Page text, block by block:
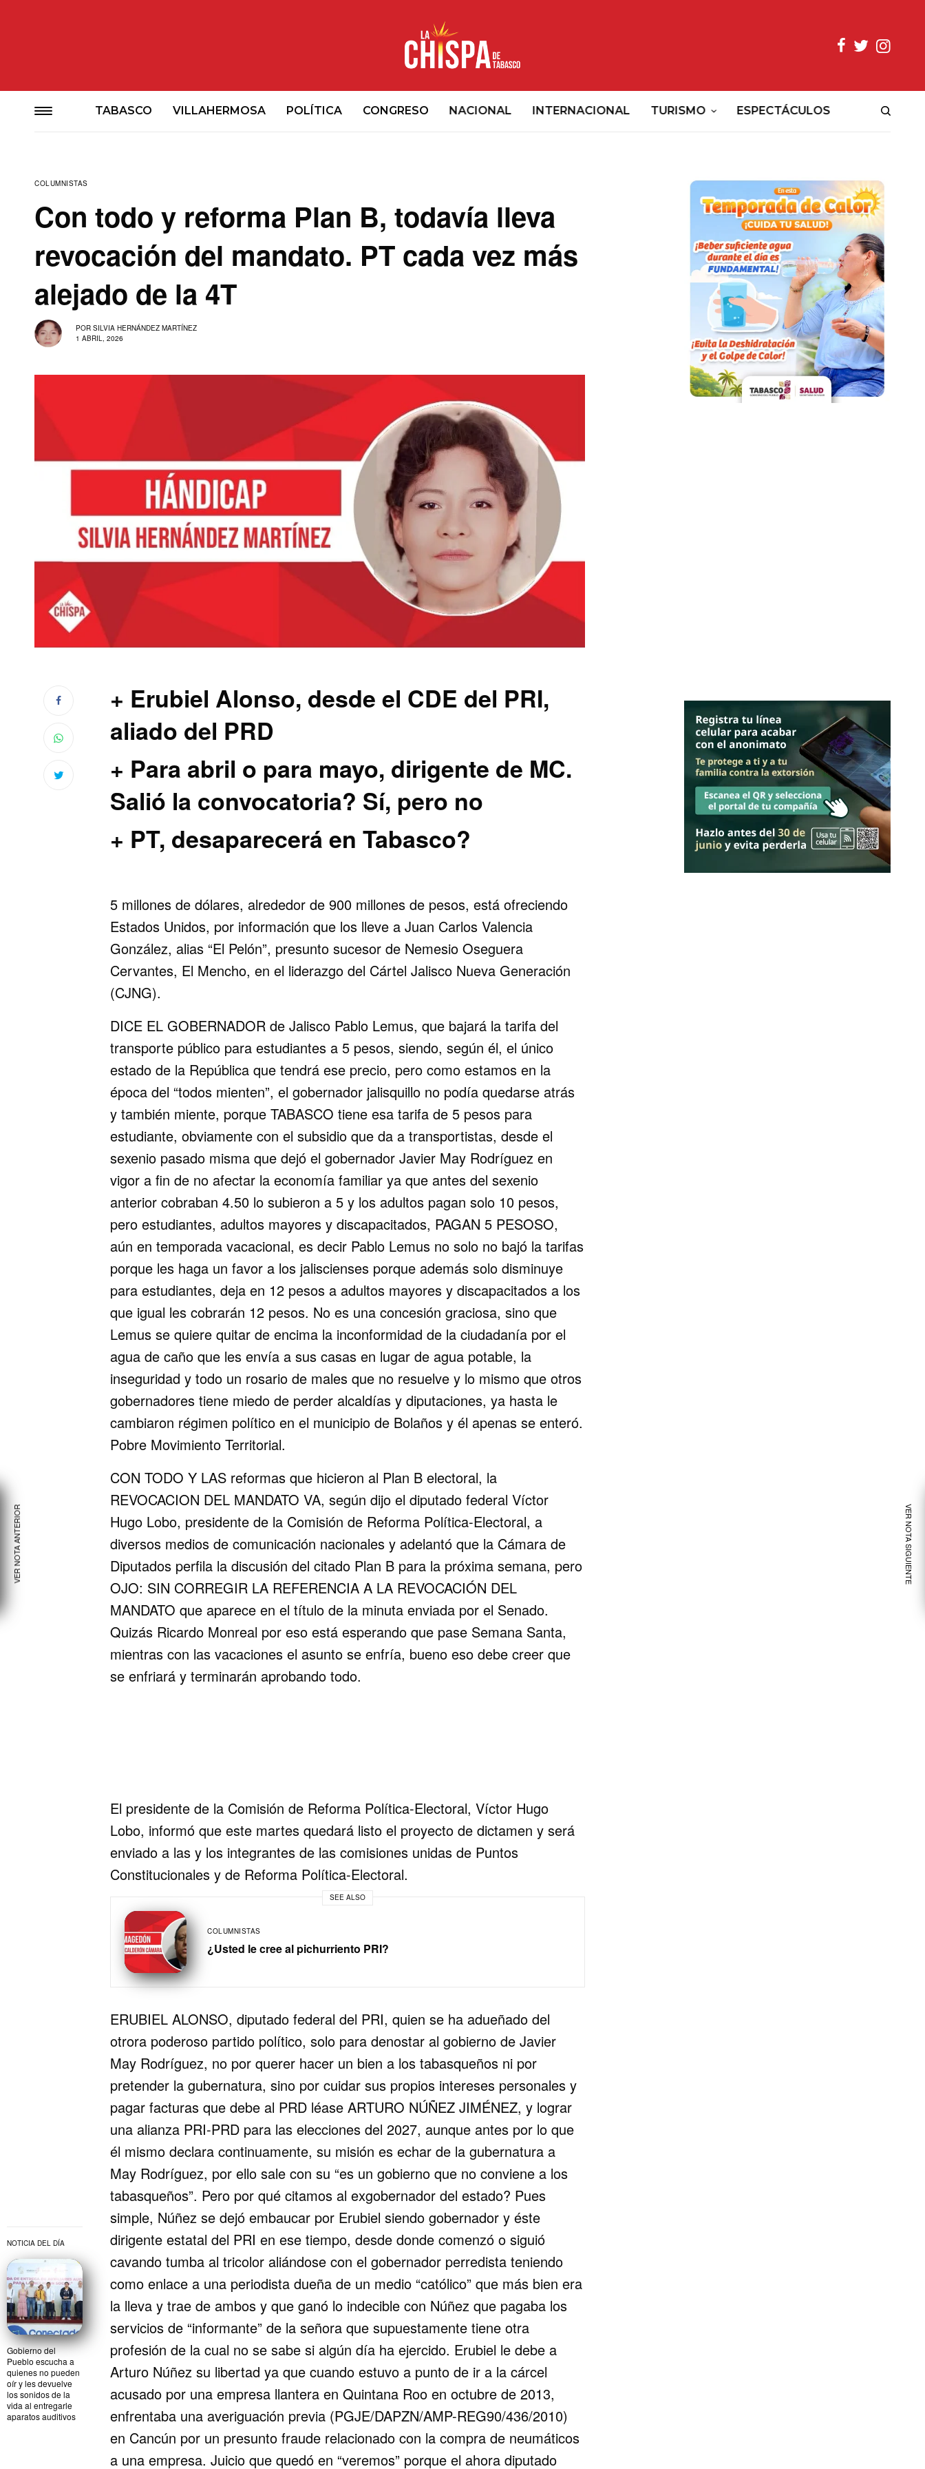
TABASCO VILLAHERMOSA POLÍTICA CONGRESO NACIONAL INTERNACIONAL TURISMO ESPECTÁCULOS
COLUMNISTAS
Con todo y reforma Plan B, todavía lleva
revocación del mandato. PT cada vez más
alejado de la 4T
POR SILVIA HERNÁNDEZ MARTÍNEZ
1 ABRIL, 2026
NOTICIA DEL DÍA
Gobierno del
Pueblo escucha a
quienes no pueden
oír y les devuelve
los sonidos de la
vida al entregarle
aparatos auditivos
+ Erubiel Alonso, desde el CDE del PRI,
aliado del PRD
+ Para abril o para mayo, dirigente de MC.
Salió la convocatoria? Sí, pero no
+ PT, desaparecerá en Tabasco?
5 millones de dólares, alrededor de 900 millones de pesos, está ofreciendo
Estados Unidos, por información que los lleve a Juan Carlos Valencia
González, alias “El Pelón”, presunto sucesor de Nemesio Oseguera
Cervantes, El Mencho, en el liderazgo del Cártel Jalisco Nueva Generación
(CJNG).
DICE EL GOBERNADOR de Jalisco Pablo Lemus, que bajará la tarifa del
transporte público para estudiantes a 5 pesos, siendo, según él, el único
estado de la República que tendrá ese precio, pero como estamos en la
época del “todos mienten”, el gobernador jalisquillo no podía quedarse atrás
y también miente, porque TABASCO tiene esa tarifa de 5 pesos para
estudiante, obviamente con el subsidio que da a transportistas, desde el
sexenio pasado misma que dejó el gobernador Javier May Rodríguez en
vigor a fin de no afectar la economía familiar ya que antes del sexenio
anterior cobraban 4.50 lo subieron a 5 y los adultos pagan solo 10 pesos,
pero estudiantes, adultos mayores y discapacitados, PAGAN 5 PESOSO,
aún en temporada vacacional, es decir Pablo Lemus no solo no bajó la tarifas
porque les haga un favor a los jaliscienses porque además solo disminuye
para estudiantes, deja en 12 pesos a adultos mayores y discapacitados a los
que igual les cobrarán 12 pesos. No es una concesión graciosa, sino que
Lemus se quiere quitar de encima la inconformidad de la ciudadanía por el
agua de caño que les envía a sus casas en lugar de agua potable, la
inseguridad y todo un rosario de males que no resuelve y lo mismo que otros
gobernadores tiene miedo de perder alcaldías y diputaciones, ya hasta le
cambiaron régimen político en el municipio de Bolaños y él apenas se enteró.
Pobre Movimiento Territorial.
CON TODO Y LAS reformas que hicieron al Plan B electoral, la
REVOCACION DEL MANDATO VA, según dijo el diputado federal Víctor
Hugo Lobo, presidente de la Comisión de Reforma Política-Electoral, a
diversos medios de comunicación nacionales y adelantó que la Cámara de
Diputados perfila la discusión del citado Plan B para la próxima semana, pero
OJO: SIN CORREGIR LA REFERENCIA A LA REVOCACIÓN DEL
MANDATO que aparece en el título de la minuta enviada por el Senado.
Quizás Ricardo Monreal por eso está esperando que pase Semana Santa,
mientras con las vacaciones el asunto se enfría, bueno eso debe creer que
se enfriará y terminarán aprobando todo.
El presidente de la Comisión de Reforma Política-Electoral, Víctor Hugo
Lobo, informó que este martes quedará listo el proyecto de dictamen y será
enviado a las y los integrantes de las comisiones unidas de Puntos
Constitucionales y de Reforma Política-Electoral.
SEE ALSO
COLUMNISTAS
¿Usted le cree al pichurriento PRI?
ERUBIEL ALONSO, diputado federal del PRI, quien se ha adueñado del
otrora poderoso partido político, solo para denostar al gobierno de Javier
May Rodríguez, no por querer hacer un bien a los tabasqueños ni por
pretender la gubernatura, sino por cuidar sus propios intereses personales y
pagar facturas que debe al PRD léase ARTURO NÚÑEZ JIMÉNEZ, y lograr
una alianza PRI-PRD para las elecciones del 2027, aunque antes por lo que
él mismo declara continuamente, su misión es echar de la gubernatura a
May Rodríguez, por ello sale con su “es un gobierno que no conviene a los
tabasqueños”. Pero por qué citamos al exgobernador del estado? Pues
simple, Núñez se dejó embaucar por Erubiel siendo gobernador y éste
dirigente estatal del PRI en ese tiempo, desde donde comenzó o siguió
cavando tumba al tricolor aliándose con el gobernador perredista teniendo
como enlace a una periodista dueña de un medio “católico” que más bien era
la lleva y trae de ambos y que ganó lo indecible con Núñez que pagaba los
servicios de “informante” de la señora que supuestamente tiene otra
profesión de la cual no se sabe si algún día ha ejercido. Erubiel le debe a
Arturo Núñez su libertad ya que cuando estuvo a punto de ir a la cárcel
acusado por una empresa llantera en Quintana Roo en octubre de 2013,
enfrentaba una averiguación previa (PGJE/DAPZN/AMP-REG90/436/2010)
en Cancún por un presunto fraude relacionado con la compra de neumáticos
a una empresa. Juicio que quedó en “veremos” porque el ahora diputado
VER NOTA ANTERIOR VER NOTA SIGUIENTE